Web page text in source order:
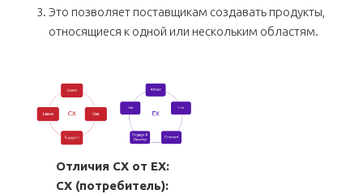
Это позволяет поставщикам создавать продукты,
относящиеся к одной или нескольким областям.
Отличия CX от EX:
CX (потребитель):